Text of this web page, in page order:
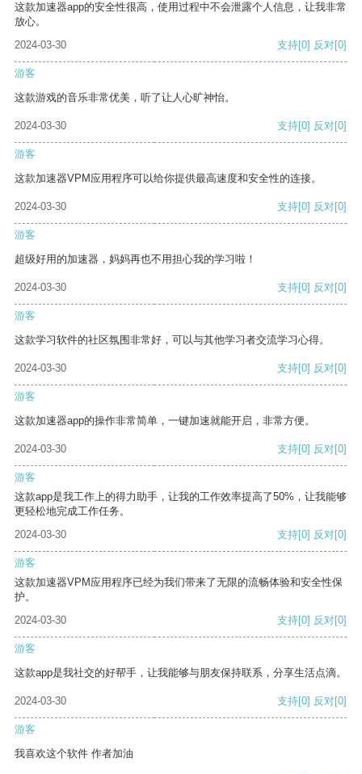
这款加速器app的安全性很高，使用过程中不会泄露个人信息，让我非常
放心。
2024-03-30
支持[0] 反对[0]
游客
这款游戏的音乐非常优美，听了让人心旷神怡。
2024-03-30 支持[0] 反对[0]
游客
这款加速器VPM应用程序可以给你提供最高速度和安全性的连接。
2024-03-30 支持[0] 反对[0]
游客
超级好用的加速器，妈妈再也不用担心我的学习啦！
2024-03-30 支持[0] 反对[0]
游客
这款学习软件的社区氛围非常好，可以与其他学习者交流学习心得。
2024-03-30 支持[0] 反对[0]
游客
这款加速器app的操作非常简单，一键加速就能开启，非常方便。
2024-03-30 支持[0] 反对[0]
游客
这款app是我工作上的得力助手，让我的工作效率提高了50%，让我能够
更轻松地完成工作任务。
2024-03-30
支持[0] 反对[0]
游客
这款加速器VPM应用程序已经为我们带来了无限的流畅体验和安全性保
护。
2024-03-30
支持[0] 反对[0]
游客
这款app是我社交的好帮手，让我能够与朋友保持联系，分享生活点滴。
2024-03-30 支持[0] 反对[0]
游客
我喜欢这个软件 作者加油